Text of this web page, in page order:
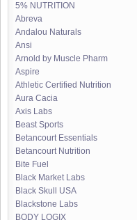
5% NUTRITION
Abreva
Andalou Naturals
Ansi
Arnold by Muscle Pharm
Aspire
Athletic Certified Nutrition
Aura Cacia
Axis Labs
Beast Sports
Betancourt Essentials
Betancourt Nutrition
Bite Fuel
Black Market Labs
Black Skull USA
Blackstone Labs
BODY LOGIX